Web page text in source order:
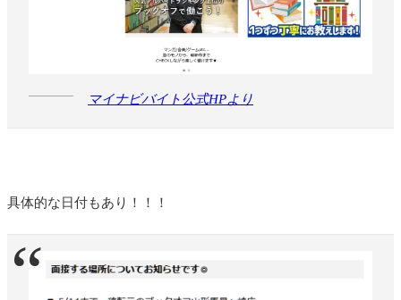
マイナビバイト公式HPより
具体的な日付もあり！！！